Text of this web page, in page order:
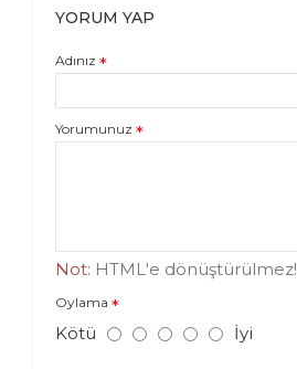
YORUM YAP
Adınız
Yorumunuz
Not: HTML'e dönüştürülmez!
Oylama
Kötü İyi